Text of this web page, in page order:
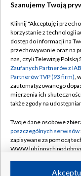
Abonament TVP
Emisja w TVP
Centrum
Naziemna
Rada Programowa
System NOS
Informacje o
Szanujemy Twoją
Kliknij "Akceptuję i
korzystanie z technologii
dostęp do informacji na
przechowywanie oraz na
nas, czyli Telewizję Polską
Zaufanych Partnerów z
Partnerów TVP (93 firm),
zautomatyzowanego
mierzenia ich
także zgody na
Twoje dane osobowe
poszczególnych serwisów
zapisywane za pomocą
WWW lub innych